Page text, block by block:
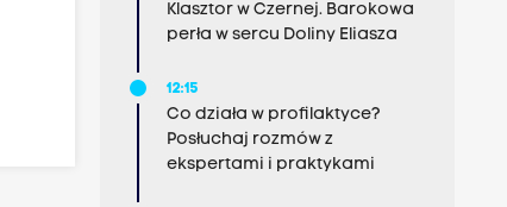
Klasztor w Czernej. Barokowa
perła w sercu Doliny Eliasza
12:15
Co działa w profilaktyce?
Posłuchaj rozmów z
ekspertami i praktykami